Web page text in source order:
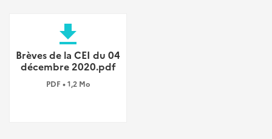
file_download
Brèves de la CEI du 04
décembre 2020.pdf
PDF • 1,2 Mo